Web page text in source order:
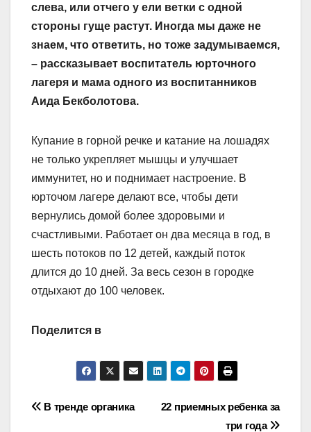
слева, или отчего у ели ветки с одной
стороны гуще растут. Иногда мы даже не
знаем, что ответить, но тоже задумываемся,
– рассказывает воспитатель юрточного
лагеря и мама одного из воспитанников
Аида Бекболотова.
Купание в горной речке и катание на лошадях
не только укрепляет мышцы и улучшает
иммунитет, но и поднимает настроение. В
юрточом лагере делают все, чтобы дети
вернулись домой более здоровыми и
счастливыми. Работает он два месяца в год, в
шесть потоков по 12 детей, каждый поток
длится до 10 дней. За весь сезон в городке
отдыхают до 100 человек.
Поделится в
Навигация
22 приемных ребенка за
три года
В тренде органика